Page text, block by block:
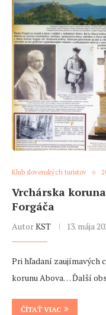
Klub slovenských turistov
Vrchárska
Forgáča
AutorKST 13. mája
Pri hľadaní zaujímavých
korunu Abova… Ďalší
ČÍTAŤ VIAC